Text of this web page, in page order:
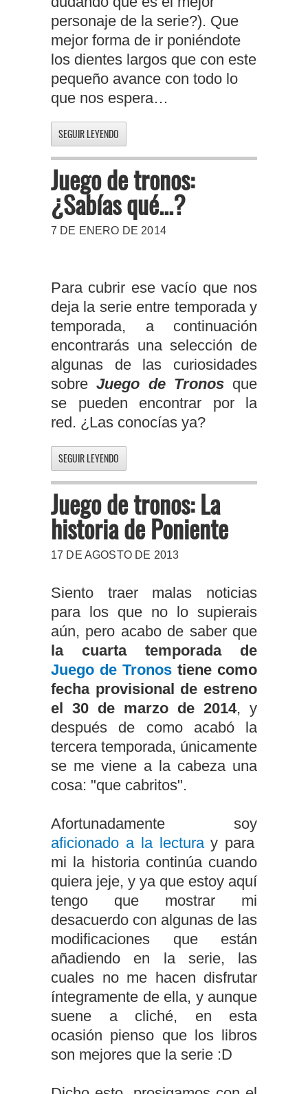
personaje de la serie?). Que
mejor forma de ir poniéndote
los dientes largos que con este
pequeño avance con todo lo
que nos espera…
SEGUIR LEYENDO
Juego de tronos:
¿Sabías qué...?
7 DE ENERO DE 2014
Para cubrir ese vacío que nos
deja la serie entre temporada y
temporada, a continuación
encontrarás una selección de
algunas de las curiosidades
sobreJuego de Tronosque
se pueden encontrar por la
red. ¿Las conocías ya?
SEGUIR LEYENDO
Juego de tronos: La
historia de Poniente
17 DE AGOSTO DE 2013
Siento traer malas noticias
para los que no lo supierais
aún, pero acabo de saber que
la cuarta temporada de
Juego de Tronos tiene como
fecha provisional de estreno
el 30 de marzo de 2014, y
después de como acabó la
tercera temporada, únicamente
se me viene a la cabeza una
cosa: "que cabritos".
Afortunadamente soy
aficionado a la lecturay para
mi la historia continúa cuando
quiera jeje, y ya que estoy aquí
tengo que mostrar mi
desacuerdo con algunas de las
modificaciones que están
añadiendo en la serie, las
cuales no me hacen disfrutar
íntegramente de ella, y aunque
suene a cliché, en esta
ocasión pienso que los libros
son mejores que la serie :D